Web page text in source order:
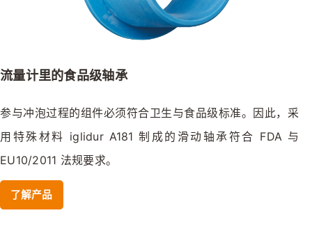
流量计里的食品级轴承
参与冲泡过程的组件必须符合卫生与食品级标准。因此，采
用特殊材料 iglidur A181 制成的滑动轴承符合 FDA 与
EU10/2011 法规要求。
了解产品